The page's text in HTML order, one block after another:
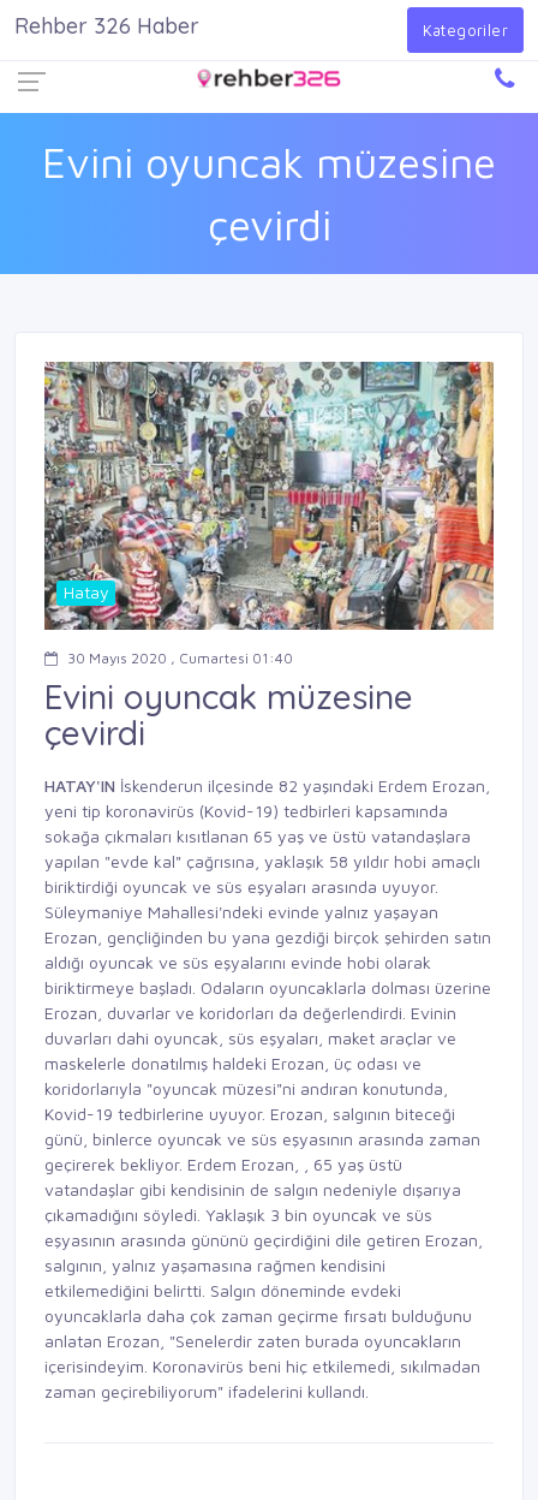
Giriş Yap
Evini oyuncak müzesine
çevirdi
Rehber 326 Haber Kategoriler
Hatay
30 Mayıs 2020 , Cumartesi 01:40
Evini oyuncak müzesine
çevirdi
HATAY'IN İskenderun ilçesinde 82 yaşındaki Erdem Erozan,
yeni tip koronavirüs (Kovid-19) tedbirleri kapsamında
sokağa çıkmaları kısıtlanan 65 yaş ve üstü vatandaşlara
yapılan "evde kal" çağrısına, yaklaşık 58 yıldır hobi amaçlı
biriktirdiği oyuncak ve süs eşyaları arasında uyuyor.
Süleymaniye Mahallesi'ndeki evinde yalnız yaşayan
Erozan, gençliğinden bu yana gezdiği birçok şehirden satın
aldığı oyuncak ve süs eşyalarını evinde hobi olarak
biriktirmeye başladı. Odaların oyuncaklarla dolması üzerine
Erozan, duvarlar ve koridorları da değerlendirdi. Evinin
duvarları dahi oyuncak, süs eşyaları, maket araçlar ve
maskelerle donatılmış haldeki Erozan, üç odası ve
koridorlarıyla "oyuncak müzesi"ni andıran konutunda,
Kovid-19 tedbirlerine uyuyor. Erozan, salgının biteceği
günü, binlerce oyuncak ve süs eşyasının arasında zaman
geçirerek bekliyor. Erdem Erozan, , 65 yaş üstü
vatandaşlar gibi kendisinin de salgın nedeniyle dışarıya
çıkamadığını söyledi. Yaklaşık 3 bin oyuncak ve süs
eşyasının arasında gününü geçirdiğini dile getiren Erozan,
salgının, yalnız yaşamasına rağmen kendisini
etkilemediğini belirtti. Salgın döneminde evdeki
oyuncaklarla daha çok zaman geçirme fırsatı bulduğunu
anlatan Erozan, "Senelerdir zaten burada oyuncakların
içerisindeyim. Koronavirüs beni hiç etkilemedi, sıkılmadan
zaman geçirebiliyorum" ifadelerini kullandı.